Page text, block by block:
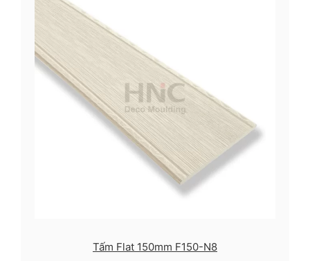
Tấm Flat 150mm F150-N8